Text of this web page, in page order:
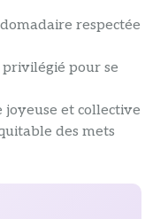
respectée
pour se
joyeuse et collective
des mets